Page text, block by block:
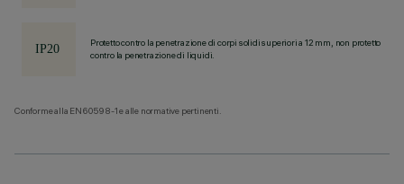
Protetto contro la penetrazione di corpi solidi superiori a 12 mm, non protetto
contro la penetrazione di liquidi.
Conforme alla EN60598-1 e alle normative pertinenti.